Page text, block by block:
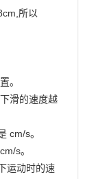
所以
。
滑的速度越
cm/s。
s。
运动时的速